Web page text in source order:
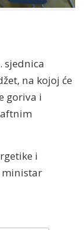
sjednica
na kojoj će
goriva i
i
ministar